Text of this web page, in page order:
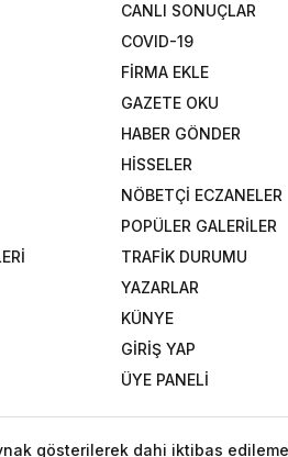
CANLI SONUÇLAR
COVID-19
FİRMA EKLE
GAZETE OKU
HABER GÖNDER
HİSSELER
NÖBETÇİ ECZANELER
POPÜLER GALERİLER
TRAFİK DURUMU
YAZARLAR
KÜNYE
GİRİŞ YAP
ÜYE PANELİ
gösterilerek dahi iktibas